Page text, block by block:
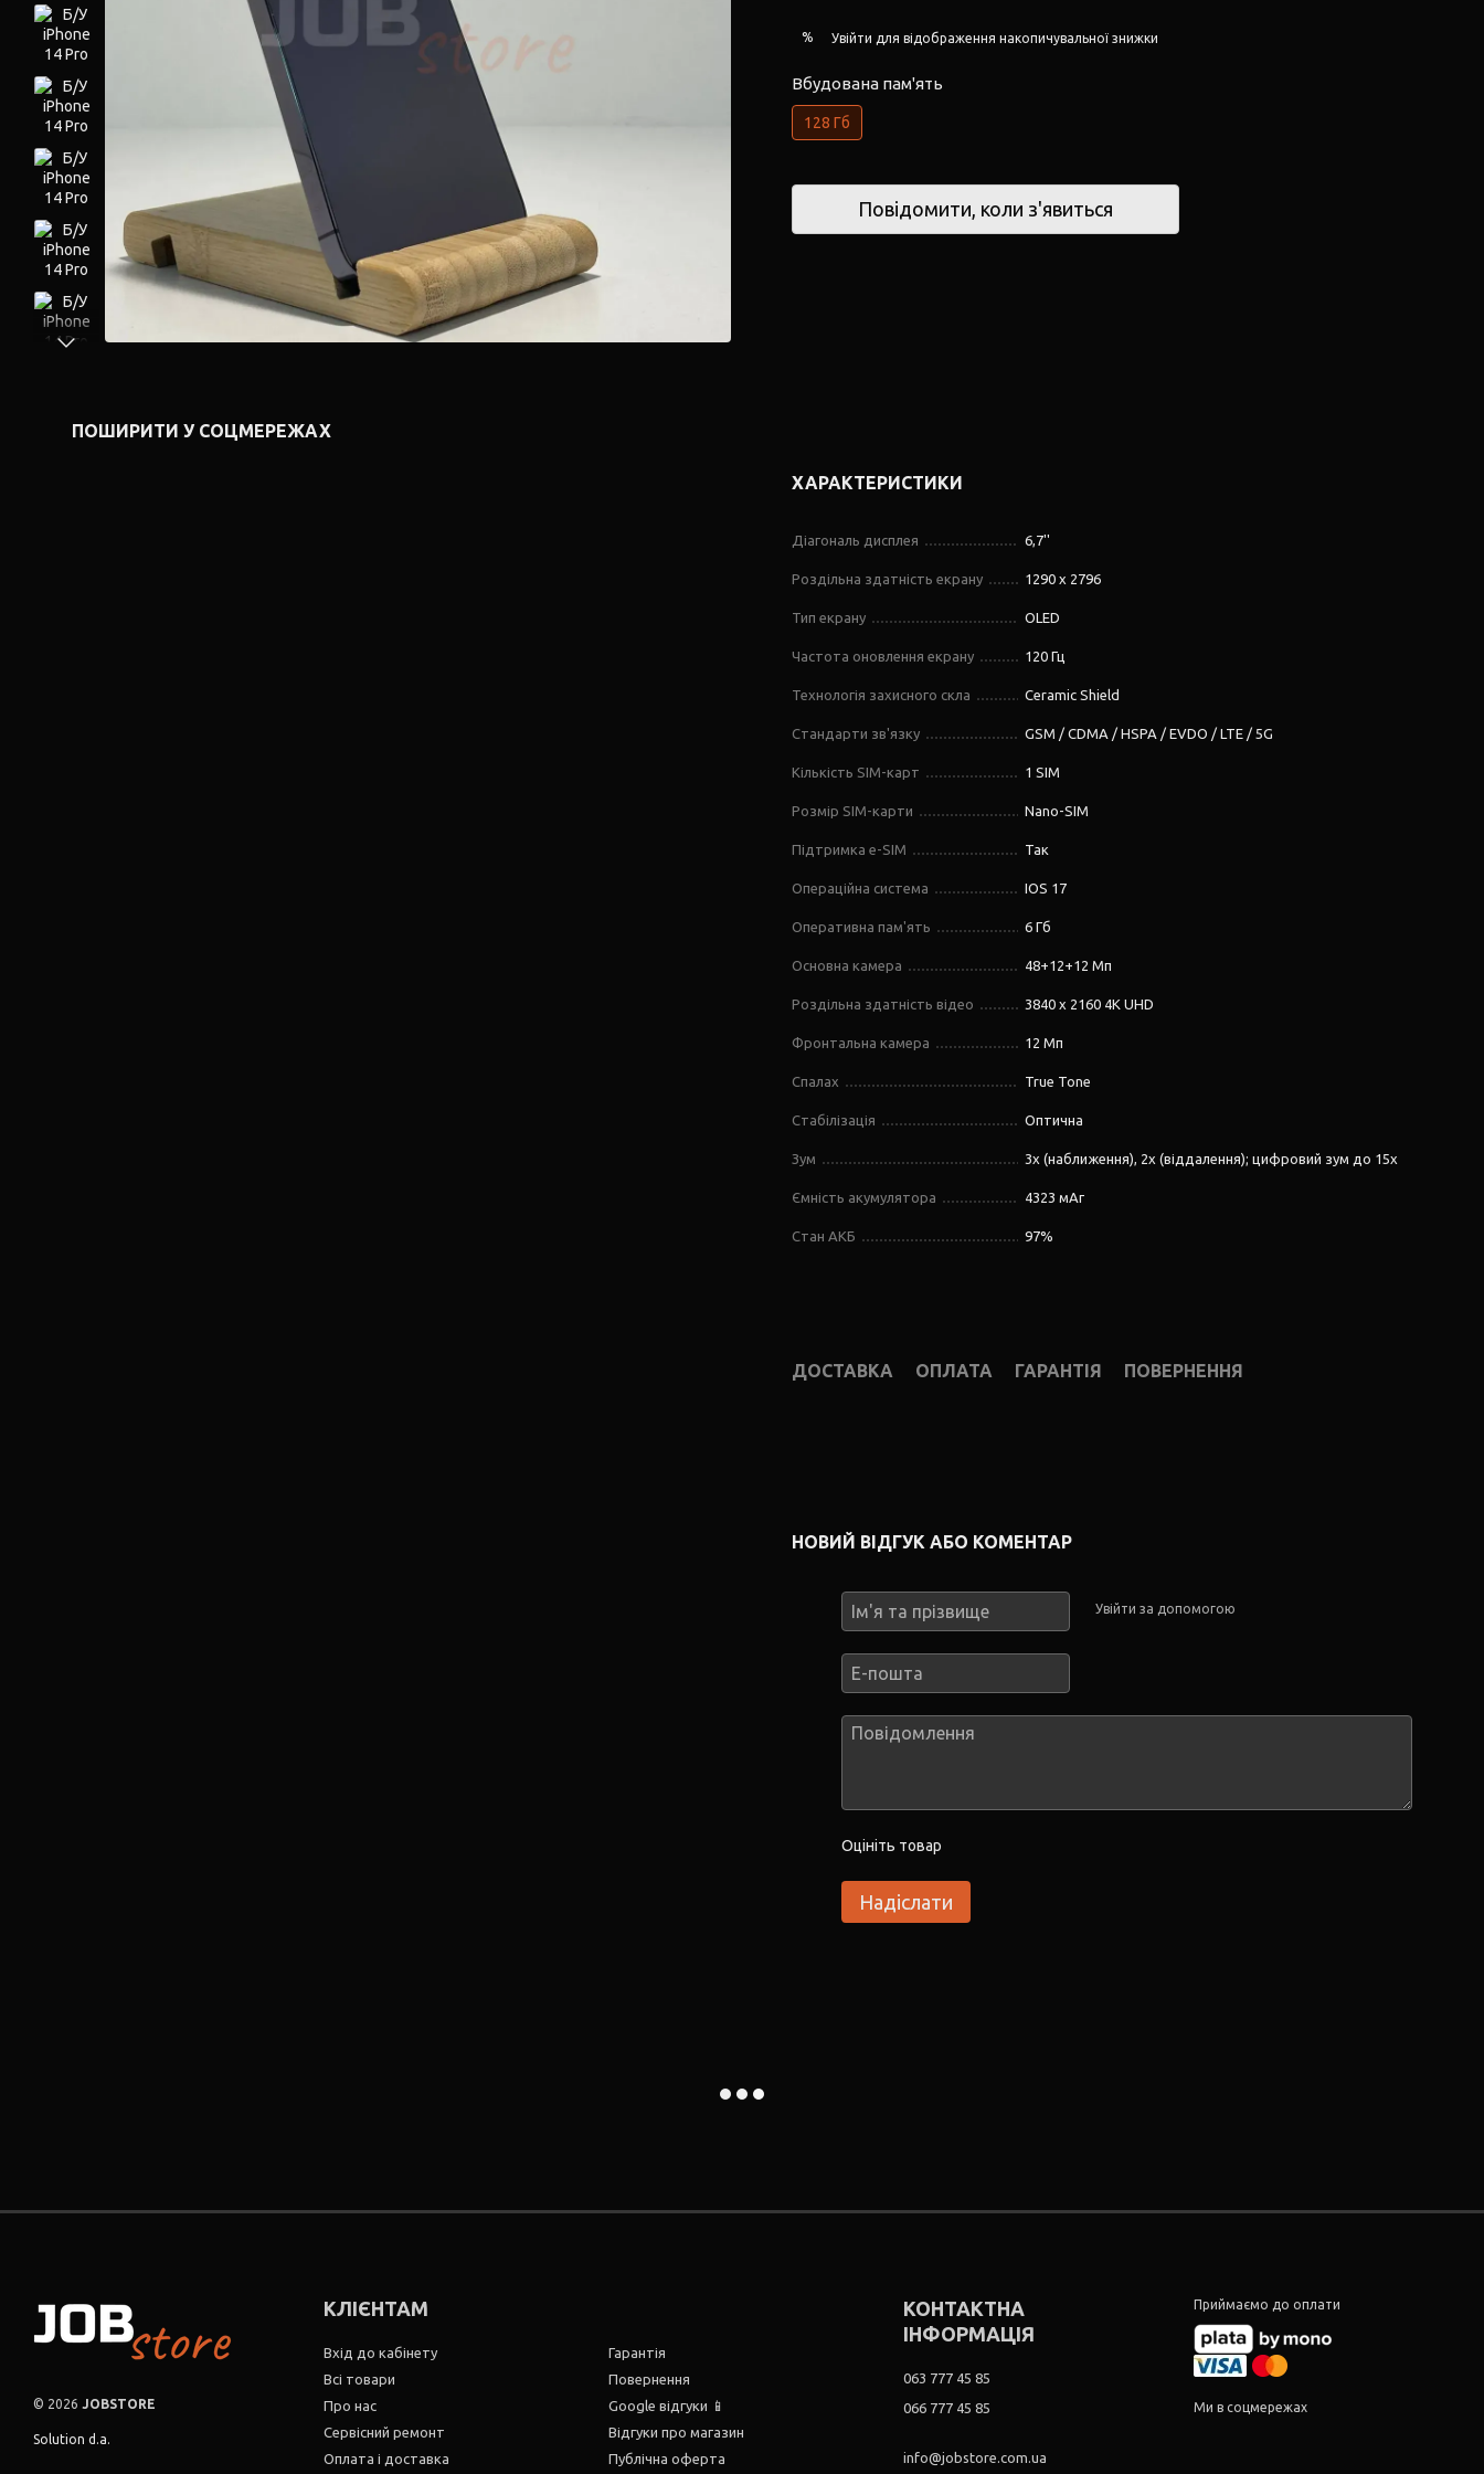
ПОШИРИТИ У СОЦМЕРЕЖАХ
% Увійти для відображення накопичувальної знижки
Вбудована пам'ять
128 Гб
Повідомити, коли з'явиться
ХАРАКТЕРИСТИКИ
Діагональ дисплея 6,7''
Роздільна здатність екрану 1290 x 2796
Тип екрану OLED
Частота оновлення екрану 120 Гц
Технологія захисного скла Ceramic Shield
Стандарти зв'язку GSM / CDMA / HSPA / EVDO / LTE / 5G
Кількість SIM-карт 1 SIM
Розмір SIM-карти Nano-SIM
Підтримка e-SIM Так
Операційна система IOS 17
Оперативна пам'ять 6 Гб
Основна камера 48+12+12 Мп
Роздільна здатність відео 3840 x 2160 4K UHD
Фронтальна камера 12 Мп
Спалах True Tone
Стабілізація Оптична
Зум 3x (наближення), 2x (віддалення); цифровий зум до 15x
Ємність акумулятора 4323 мАг
Стан АКБ 97%
ДОСТАВКА ОПЛАТА ГАРАНТІЯ ПОВЕРНЕННЯ
НОВИЙ ВІДГУК АБО КОМЕНТАР
Увійти за допомогою
Оцініть товар
Надіслати
© 2026 JOBSTORE
Solution d.a.
КЛІЄНТАМ
Вхід до кабінету
Всі товари
Про нас
Сервісний ремонт
Оплата і доставка
Гарантія
Повернення
Google відгуки 📱
Відгуки про магазин
Публічна оферта
КОНТАКТНА
ІНФОРМАЦІЯ
063 777 45 85
066 777 45 85
info@jobstore.com.ua
Приймаємо до оплати
Ми в соцмережах